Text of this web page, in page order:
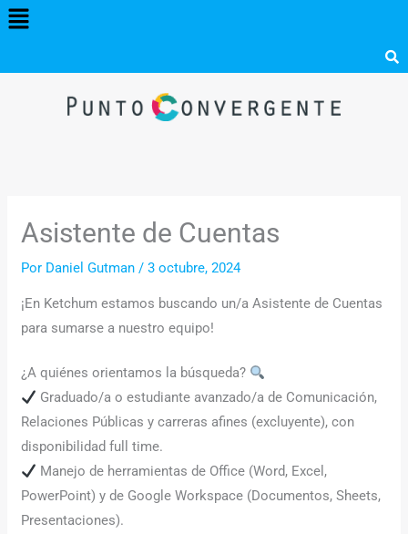
Menú
Asistente de Cuentas
Por Daniel Gutman/3 octubre, 2024
¡En Ketchum estamos buscando un/a Asistente de Cuentas
para sumarse a nuestro equipo!
¿A quiénes orientamos la búsqueda?
Graduado/a o estudiante avanzado/a de Comunicación,
Relaciones Públicas y carreras afines (excluyente), con
disponibilidad full time.
Manejo de herramientas de Office (Word, Excel,
PowerPoint) y de Google Workspace (Documentos, Sheets,
Presentaciones).